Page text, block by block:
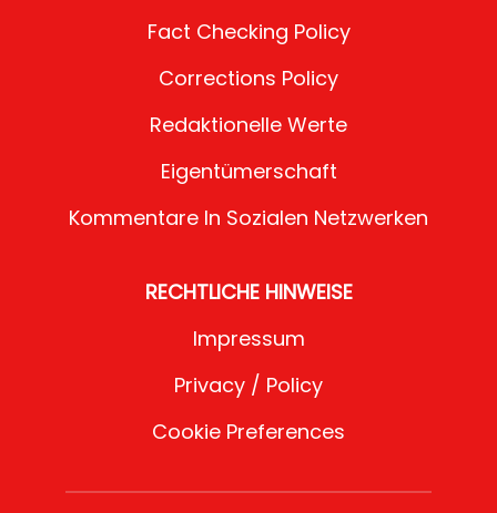
Fact Checking Policy
Corrections Policy
Redaktionelle Werte
Eigentümerschaft
Kommentare In Sozialen Netzwerken
RECHTLICHE HINWEISE
Impressum
Privacy / Policy
Cookie Preferences